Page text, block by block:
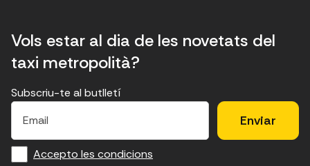
Vols estar al dia de les novetats del
taxi metropolità?
E
f
o
E
c
a
H
u
d
×
Subscriu-te al butlletí
E
a
i
Accepto les condicions